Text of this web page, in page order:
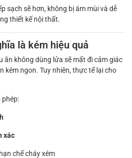
sạch sẽ hơn, không bị ám mùi và dễ
thiết kế nội thất.
là kém hiệu quả
ăn không dùng lửa sẽ mất đi cảm giác
kém ngon. Tuy nhiên, thực tế lại cho
phép:
xác
chế cháy xém